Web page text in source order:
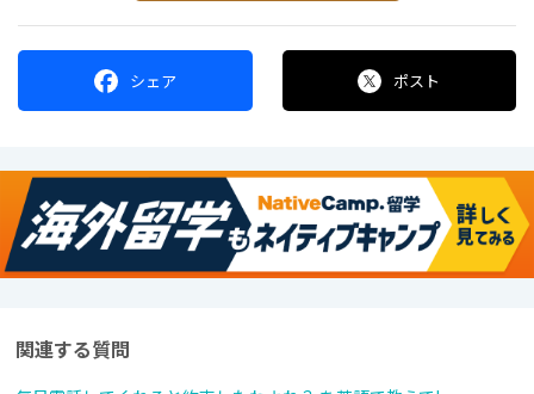
シェア ポスト
関連する質問